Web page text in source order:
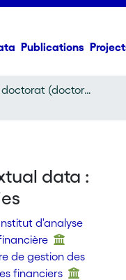
Publications
Thèse de doctorat (doctoral thesis)
data :
d'analyse
de gestion des
financiers